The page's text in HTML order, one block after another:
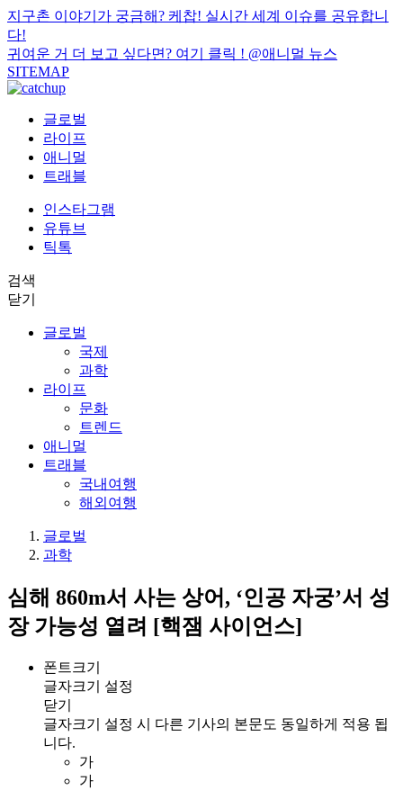
지구촌 이야기가 궁금해? 케찹! 실시간 세계 이슈를 공유합니
다!
귀여운 거 더 보고 싶다면? 여기 클릭 ! @애니멀 뉴스
SITEMAP
글로벌
라이프
애니멀
트래블
인스타그램
유튜브
틱톡
검색
닫기
글로벌
국제
과학
라이프
문화
트렌드
애니멀
트래블
국내여행
해외여행
글로벌
과학
심해 860m서 사는 상어, ‘인공 자궁’서 성
장 가능성 열려 [핵잼 사이언스]
폰트크기
글자크기 설정
닫기
글자크기 설정 시 다른 기사의 본문도 동일하게 적용 됩
니다.
가
가